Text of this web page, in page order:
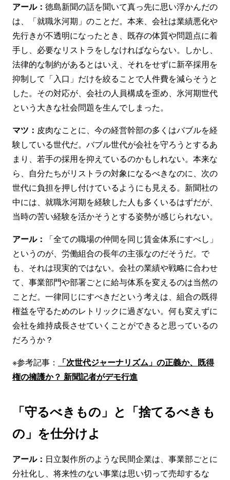
アール： 徳島新聞の話を聞いて真っ先に思い浮かんだの
は、「就職氷河期」のことだ。本来、会社は業績悪化や
先行きが不透明になったとき、既存の体質や問題点に着
手し、必要なリストラをしなければならない。しかし、
法律的な制約があるとはいえ、それをせずに新卒採用を
抑制して「入口」だけを絞ることで人件費を減らそうと
した。その対応が、会社の人員構成を歪め、氷河期世代
という大きな社会問題を生んでしまった。
マツ： 皮肉なことに、今の経営幹部の多くはバブルを経
験している世代だ。バブル世代が会社を守ろうとするあ
まり、若手の採用を抑えているのかもしれない。本来な
ら、自分たちがリストラの対象になるべきなのに、次の
世代に負担を押し付けているようにも見える。新聞社の
中には、就職氷河期を経験した人も多くいるはずだが、
当時の苦い経験を活かそうとする姿勢が感じられない。
アール：
「全ての職場の仲間を同じ賃金体系にすべし」
というのが、労働組合の長年の主張なのだそうだ。で
も、それは現実的ではない。会社の業績や戦略に合わせ
て、事業部門や部署ごとに給与体系を変えるのは当然の
ことだ。一律同じにすべきだという考えは、組合の既得
権益を守るためのレトリックに過ぎない。何も変えずに
会社を維持成長させていくことができると思っているの
だろうか？
※参考記事：
「次世代ジャーナリズム」の正義か、既得
権の擁護か？ 新聞記者がデモ行進
「守るべきもの」と「捨てるべきも
の」を仕分けよ
アール： 日立製作所のような民間企業は、事業部ごとに
分社化し、将来性のない事業は思い切って売却するな